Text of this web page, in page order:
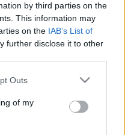
by third parties on the
This information may
on the IAB’s List of
further disclose it to other
one or more Google
You may click to
its third-party tags to
in below Google
Outs
of myiratok, igazolások: